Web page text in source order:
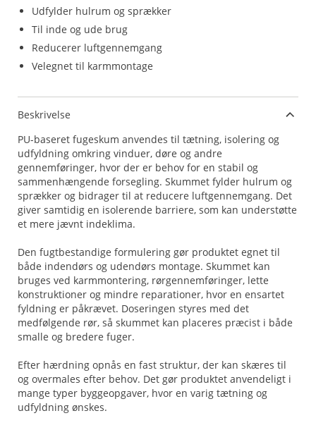
Udfylder hulrum og sprækker
Til inde og ude brug
Reducerer luftgennemgang
Velegnet til karmmontage
Beskrivelse
PU-baseret fugeskum anvendes til tætning, isolering og
udfyldning omkring vinduer, døre og andre
gennemføringer, hvor der er behov for en stabil og
sammenhængende forsegling. Skummet fylder hulrum og
sprækker og bidrager til at reducere luftgennemgang. Det
giver samtidig en isolerende barriere, som kan understøtte
et mere jævnt indeklima.
Den fugtbestandige formulering gør produktet egnet til
både indendørs og udendørs montage. Skummet kan
bruges ved karmmontering, rørgennemføringer, lette
konstruktioner og mindre reparationer, hvor en ensartet
fyldning er påkrævet. Doseringen styres med det
medfølgende rør, så skummet kan placeres præcist i både
smalle og bredere fuger.
Efter hærdning opnås en fast struktur, der kan skæres til
og overmales efter behov. Det gør produktet anvendeligt i
mange typer byggeopgaver, hvor en varig tætning og
udfyldning ønskes.